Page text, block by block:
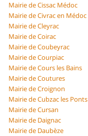
Mairie de Cissac Médoc
Mairie de Civrac en Médoc
Mairie de Cleyrac
Mairie de Coirac
Mairie de Coubeyrac
Mairie de Courpiac
Mairie de Cours les Bains
Mairie de Coutures
Mairie de Croignon
Mairie de Cubzac les Ponts
Mairie de Cursan
Mairie de Daignac
Mairie de Daubèze